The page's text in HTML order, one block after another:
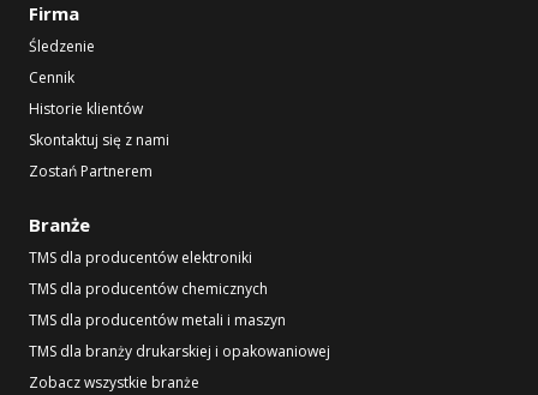
Firma
Śledzenie
Cennik
Historie klientów
Skontaktuj się z nami
Zostań Partnerem
Branże
TMS dla producentów elektroniki
TMS dla producentów chemicznych
TMS dla producentów metali i maszyn
TMS dla branży drukarskiej i opakowaniowej
Zobacz wszystkie branże